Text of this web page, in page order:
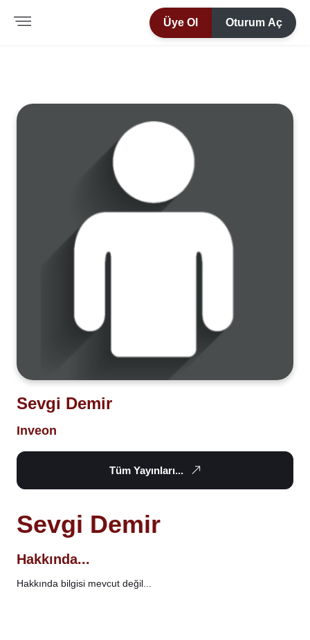
Üye Ol Oturum Aç
Sevgi Demir
Inveon
Tüm Yayınları...
Sevgi Demir
Hakkında...
Hakkında bilgisi mevcut değil...